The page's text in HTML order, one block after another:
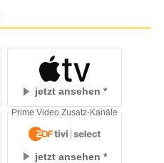
jetzt ansehen
jetzt ansehen
Prime Video Zusatz-Kanäle